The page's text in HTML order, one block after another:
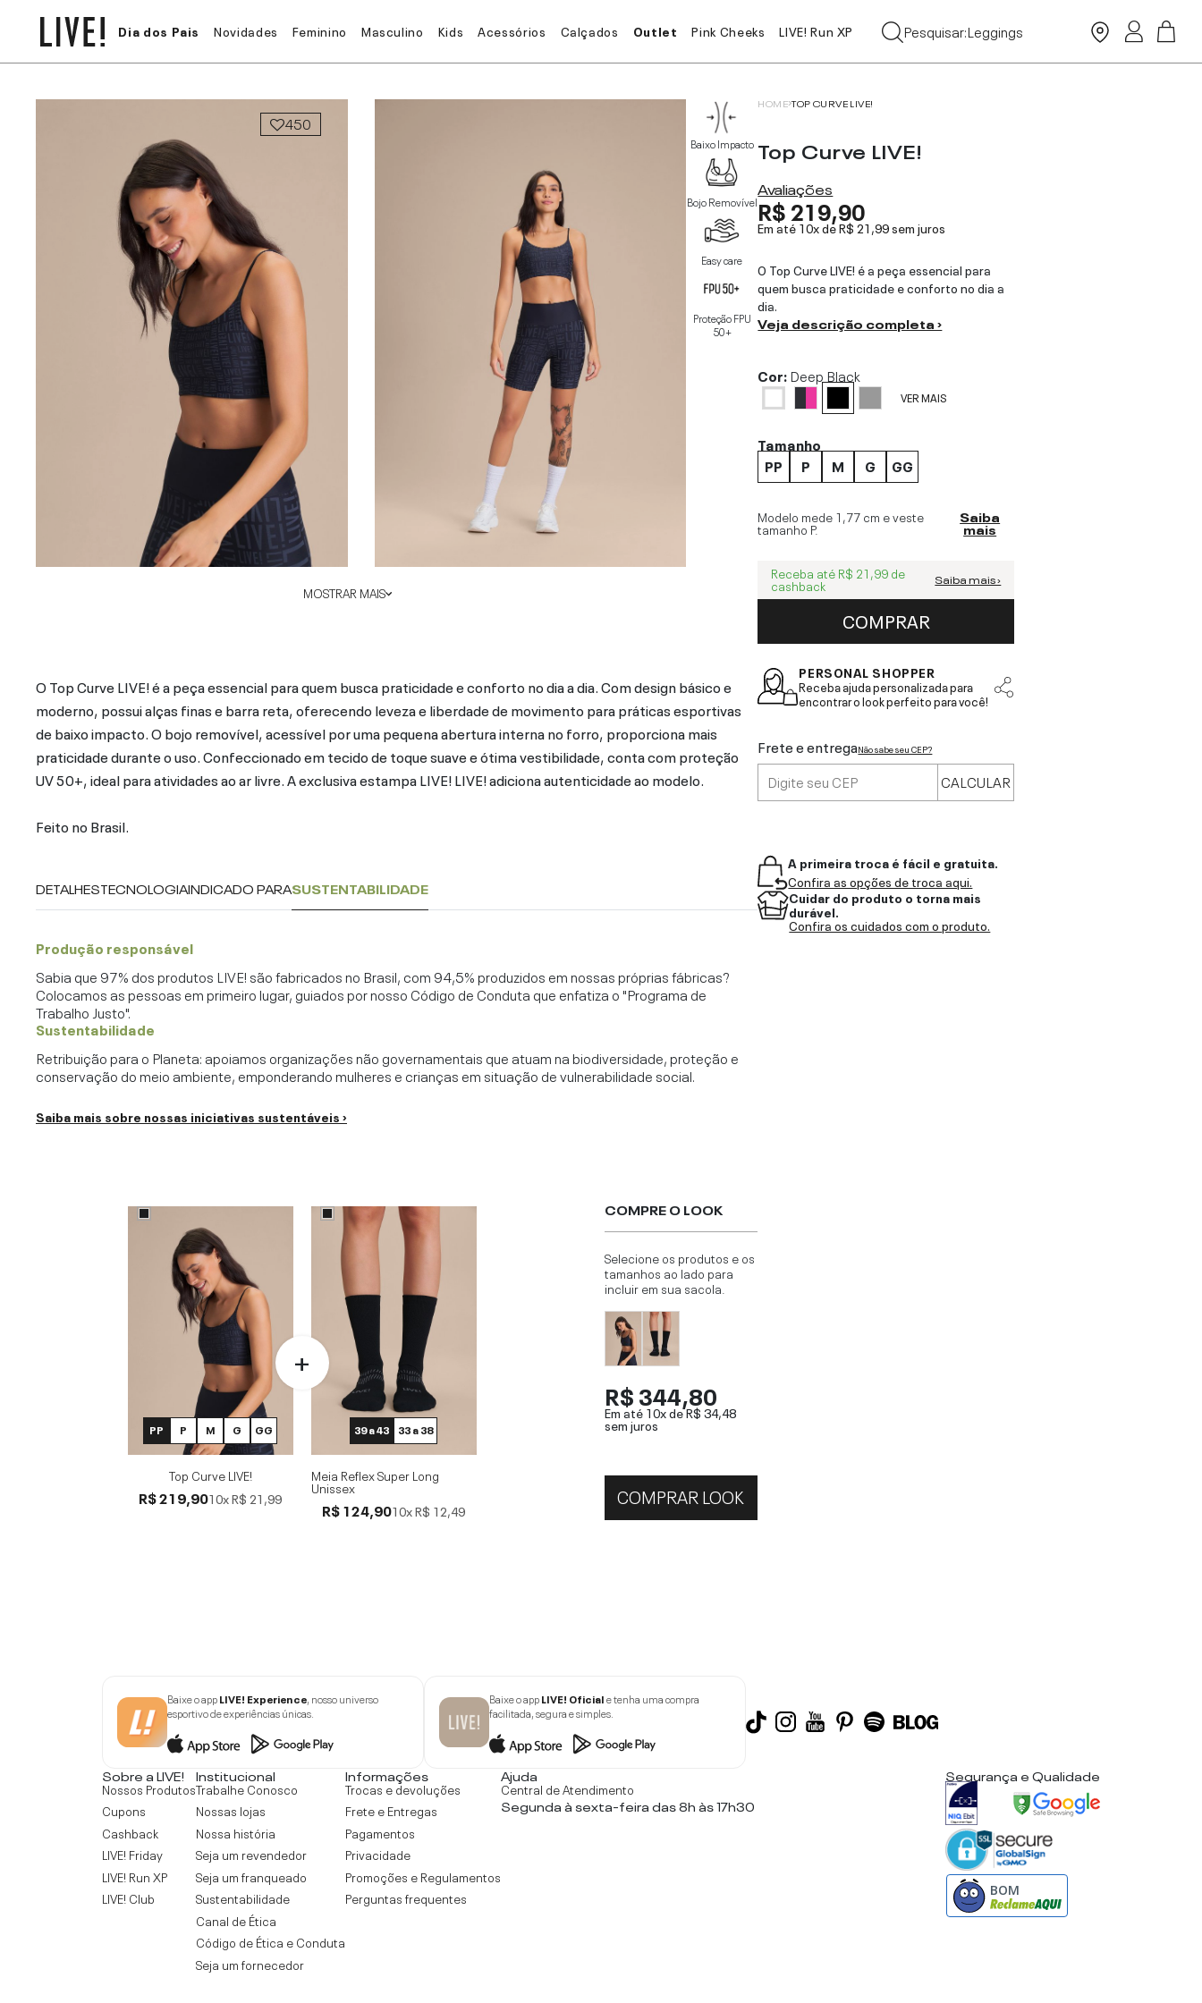
Dia dos Pais Novidades Feminino Masculino Kids Acessórios Calçados Outlet Pink Cheeks LIVE! Run XP
Pesquisar:Leggings
450
MOSTRAR MAIS
Baixo Impacto
Bojo Removível
Easy care
Proteção FPU
50+
O Top Curve LIVE! é a peça essencial para quem busca praticidade e conforto no dia a dia. Com design básico e
moderno, possui alças finas e barra reta, oferecendo leveza e liberdade de movimento para práticas esportivas
de baixo impacto. O bojo removível, acessível por uma pequena abertura interna no forro, proporciona mais
praticidade durante o uso. Confeccionado em tecido de toque suave e ótima vestibilidade, conta com proteção
UV 50+, ideal para atividades ao ar livre. A exclusiva estampa LIVE! LIVE! adiciona autenticidade ao modelo.
Feito no Brasil.
DETALHESTECNOLOGIAINDICADO PARASUSTENTABILIDADE
Produção responsável
Sabia que 97% dos produtos LIVE! são fabricados no Brasil, com 94,5% produzidos em nossas próprias fábricas?
Colocamos as pessoas em primeiro lugar, guiados por nosso Código de Conduta que enfatiza o "Programa de
Trabalho Justo".
Sustentabilidade
Retribuição para o Planeta: apoiamos organizações não governamentais que atuam na biodiversidade, proteção e
conservação do meio ambiente, emponderando mulheres e crianças em situação de vulnerabilidade social.
Saiba mais sobre nossas iniciativas sustentáveis ›
PP P M G GG
Top Curve LIVE!
R$ 219,9010xR$ 21,99
39 a 43 33 a 38
Meia Reflex Super Long
Unissex
R$ 124,9010xR$ 12,49
COMPRE O LOOK
Selecione os produtos e os
tamanhos ao lado para
incluir em sua sacola.
R$ 344,80
Em até 10x deR$ 34,48
sem juros
COMPRAR LOOK
HOME TOP CURVE LIVE!
Top Curve LIVE!
Avaliações
R$ 219,90
Em até 10x deR$ 21,99sem juros
O Top Curve LIVE! é a peça essencial para
quem busca praticidade e conforto no dia a
dia.
Veja descrição completa ›
Cor:Deep Black
VER MAIS
Tamanho
PP
P M G GG
Modelo mede 1,77 cm e veste
tamanho P.
Saiba
mais
Receba até R$ 21,99 de
cashback Saiba mais ›
COMPRAR
PERSONAL SHOPPER
Receba ajuda personalizada para
encontrar o look perfeito para você!
Frete e entregaNão sabe seu CEP?
CALCULAR
A primeira troca é fácil e gratuita.
Confira as opções de troca aqui.
Cuidar do produto o torna mais
durável.
Confira os cuidados com o produto.
Baixe o appLIVE! Experience, nosso universo
esportivo de experiências únicas.
Baixe o appLIVE! Oficiale tenha uma compra
facilitada, segura e simples.
Sobre a LIVE!
Nossos Produtos
Cupons
Cashback
LIVE! Friday
LIVE! Run XP
LIVE! Club
Institucional
Trabalhe Conosco
Nossas lojas
Nossa história
Seja um revendedor
Seja um franqueado
Sustentabilidade
Canal de Ética
Código de Ética e Conduta
Seja um fornecedor
Informações
Trocas e devoluções
Frete e Entregas
Pagamentos
Privacidade
Promoções e Regulamentos
Perguntas frequentes
Ajuda
Central de Atendimento
Segunda à sexta-feira das 8h às 17h30
Segurança e Qualidade
BOM